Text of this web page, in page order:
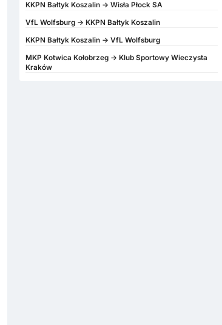
KKPN Bałtyk Koszalin -> Wisła Płock SA
VfL Wolfsburg -> KKPN Bałtyk Koszalin
KKPN Bałtyk Koszalin -> VfL Wolfsburg
MKP Kotwica Kołobrzeg -> Klub Sportowy Wieczysta
Kraków